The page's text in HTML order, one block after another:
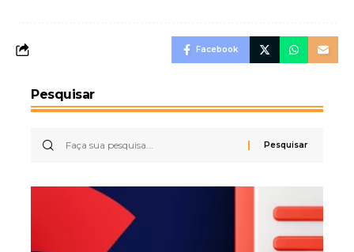
Facebook
Pesquisar